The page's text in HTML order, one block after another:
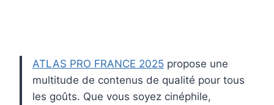
ATLAS PRO FRANCE 2025 propose une
multitude de contenus de qualité pour tous
les goûts. Que vous soyez cinéphile,